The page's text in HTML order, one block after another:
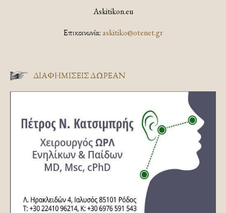
Askitikon.eu
Επικοινωνία:askitiko@otenet.gr
ΔΙΑΦΗΜΊΣΕΙΣ ΔΩΡΕΆΝ